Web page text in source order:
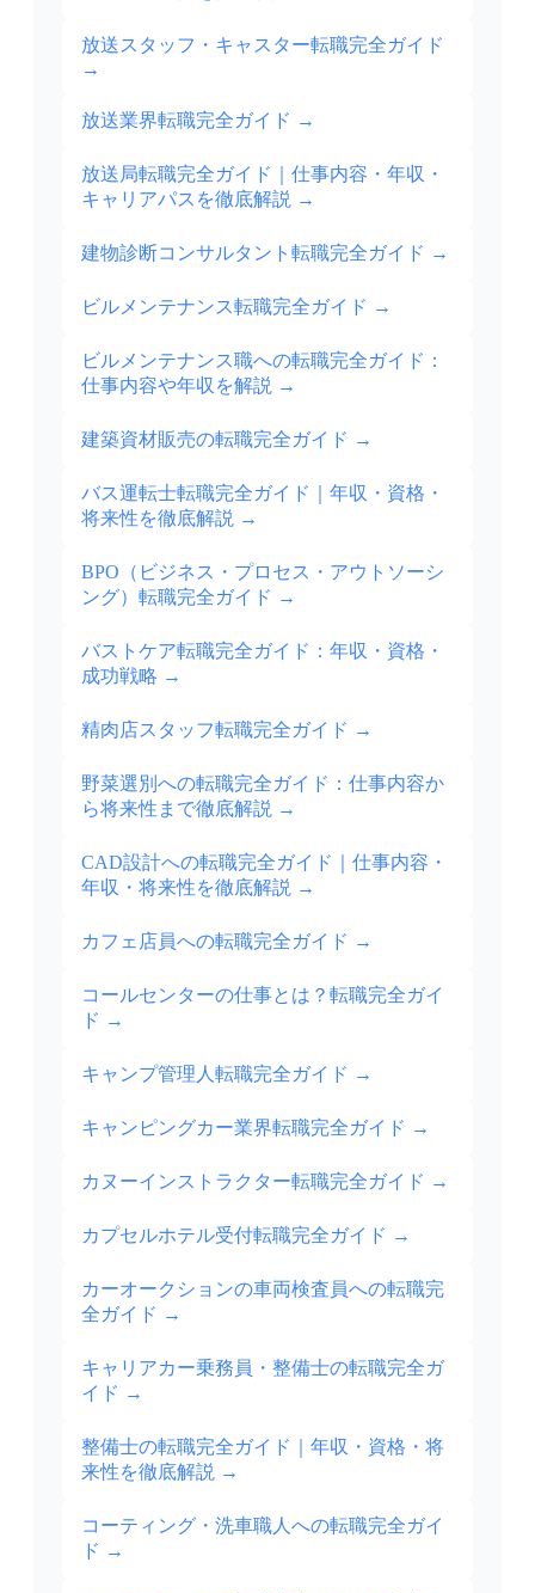
放送スタッフ・キャスター転職完全ガイド
→
放送業界転職完全ガイド →
放送局転職完全ガイド｜仕事内容・年収・
キャリアパスを徹底解説 →
建物診断コンサルタント転職完全ガイド →
ビルメンテナンス転職完全ガイド →
ビルメンテナンス職への転職完全ガイド：
仕事内容や年収を解説 →
建築資材販売の転職完全ガイド →
バス運転士転職完全ガイド｜年収・資格・
将来性を徹底解説 →
BPO（ビジネス・プロセス・アウトソーシ
ング）転職完全ガイド →
バストケア転職完全ガイド：年収・資格・
成功戦略 →
精肉店スタッフ転職完全ガイド →
野菜選別への転職完全ガイド：仕事内容か
ら将来性まで徹底解説 →
CAD設計への転職完全ガイド｜仕事内容・
年収・将来性を徹底解説 →
カフェ店員への転職完全ガイド →
コールセンターの仕事とは？転職完全ガイ
ド →
キャンプ管理人転職完全ガイド →
キャンピングカー業界転職完全ガイド →
カヌーインストラクター転職完全ガイド →
カプセルホテル受付転職完全ガイド →
カーオークションの車両検査員への転職完
全ガイド →
キャリアカー乗務員・整備士の転職完全ガ
イド →
整備士の転職完全ガイド｜年収・資格・将
来性を徹底解説 →
コーティング・洗車職人への転職完全ガイ
ド →